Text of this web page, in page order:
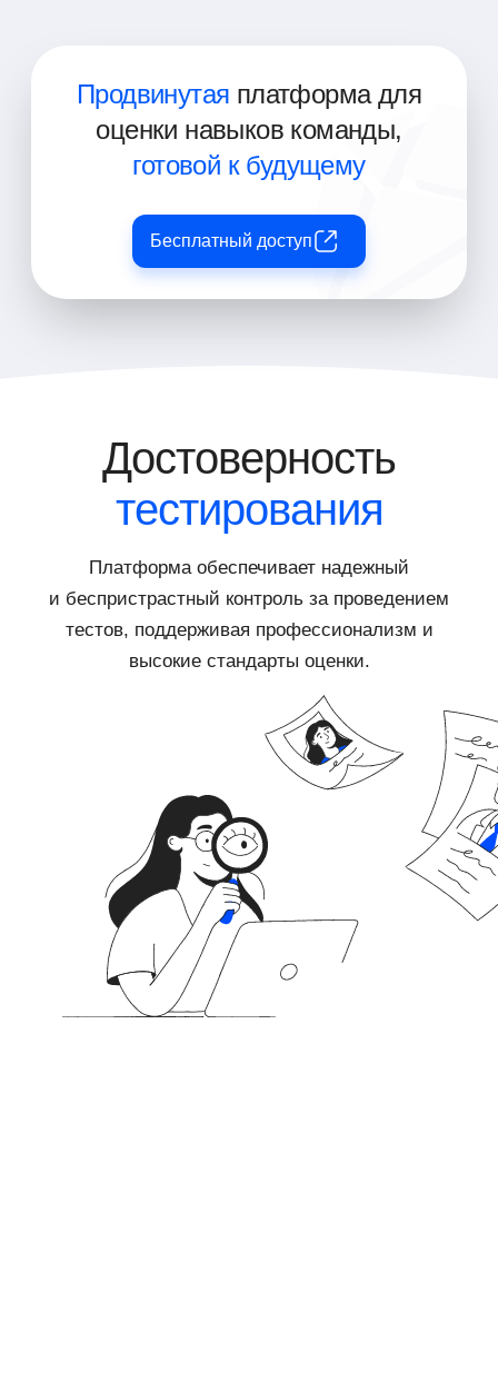
Продвинутая платформа для
оценки навыков команды,
готовой к будущему
Бесплатный доступ
Достоверность
тестирования
Платформа обеспечивает надежный
и беспристрастный контроль за проведением
тестов, поддерживая профессионализм и
высокие стандарты оценки.